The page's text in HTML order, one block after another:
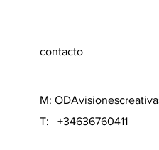
M:
T: +34636760411
contacto